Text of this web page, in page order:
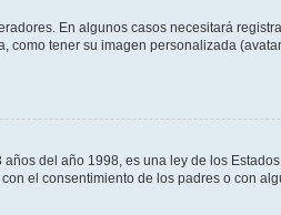
En algunos casos necesitará
tener su imagen personalizada
del año 1998, es una ley de los
el consentimiento de los padres o con